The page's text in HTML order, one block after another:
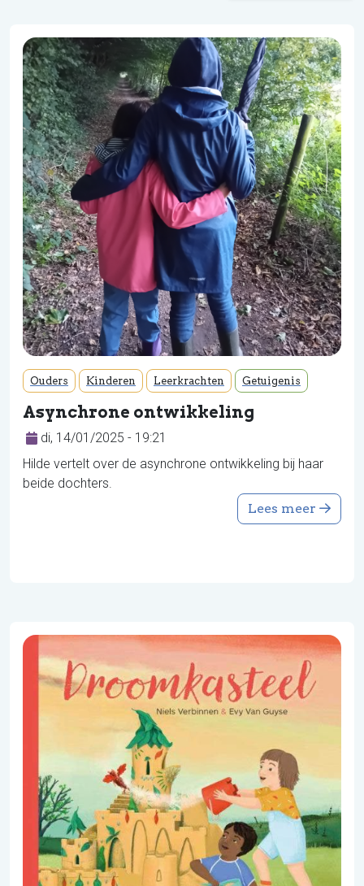
Ouders Kinderen Leerkrachten Getuigenis
Asynchrone ontwikkeling
di, 14/01/2025 - 19:21
Hilde vertelt over de asynchrone ontwikkeling bij haar
beide dochters.
Lees meer